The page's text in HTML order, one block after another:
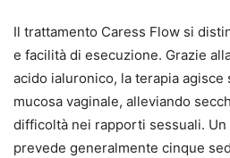
Il trattamento Caress Flow si
e facilità di esecuzione. Grazie
acido ialuronico, la terapia
mucosa vaginale, alleviando
difficoltà nei rapporti sessuali.
prevede generalmente cinque